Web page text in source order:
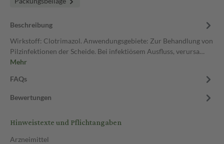
Beschreibung
Wirkstoff: Clotrimazol. Anwendungsgebiete: Zur Behandlung von
Pilzinfektionen der Scheide. Bei infektiösem Ausfluss, verursa…
Mehr
FAQs
Bewertungen
Hinweistexte und Pflichtangaben
Arzneimittel